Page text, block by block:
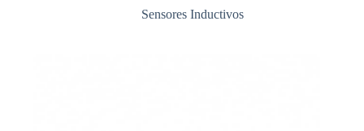
Sensores Inductivos